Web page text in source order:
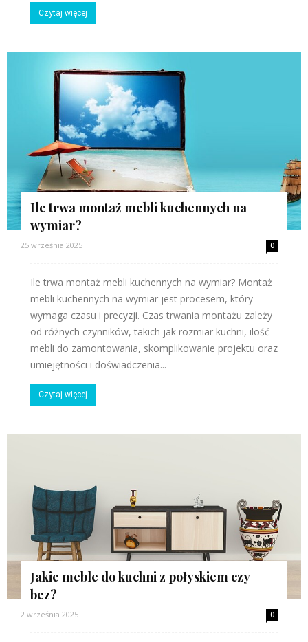
Czytaj więcej
Ile trwa montaż mebli kuchennych na
wymiar?
25 września 2025 0
Ile trwa montaż mebli kuchennych na wymiar? Montaż
mebli kuchennych na wymiar jest procesem, który
wymaga czasu i precyzji. Czas trwania montażu zależy
od różnych czynników, takich jak rozmiar kuchni, ilość
mebli do zamontowania, skomplikowanie projektu oraz
umiejętności i doświadczenia...
Czytaj więcej
Jakie meble do kuchni z połyskiem czy
bez?
2 września 2025 0